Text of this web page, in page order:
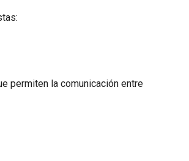
permiten la comunicación entre